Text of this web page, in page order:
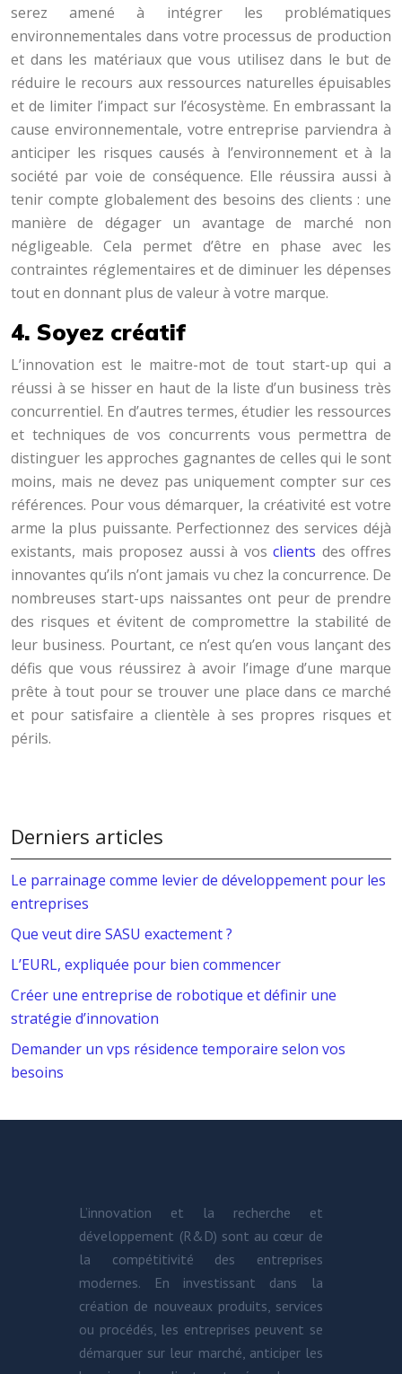
serez amené à intégrer les problématiques
environnementales dans votre processus de production
et dans les matériaux que vous utilisez dans le but de
réduire le recours aux ressources naturelles épuisables
et de limiter l’impact sur l’écosystème. En embrassant la
cause environnementale, votre entreprise parviendra à
anticiper les risques causés à l’environnement et à la
société par voie de conséquence. Elle réussira aussi à
tenir compte globalement des besoins des clients : une
manière de dégager un avantage de marché non
négligeable. Cela permet d’être en phase avec les
contraintes réglementaires et de diminuer les dépenses
tout en donnant plus de valeur à votre marque.
4. Soyez créatif
L’innovation est le maitre-mot de tout start-up qui a
réussi à se hisser en haut de la liste d’un business très
concurrentiel. En d’autres termes, étudier les ressources
et techniques de vos concurrents vous permettra de
distinguer les approches gagnantes de celles qui le sont
moins, mais ne devez pas uniquement compter sur ces
références. Pour vous démarquer, la créativité est votre
arme la plus puissante. Perfectionnez des services déjà
existants, mais proposez aussi à vos clients des offres
innovantes qu’ils n’ont jamais vu chez la concurrence. De
nombreuses start-ups naissantes ont peur de prendre
des risques et évitent de compromettre la stabilité de
leur business. Pourtant, ce n’est qu’en vous lançant des
défis que vous réussirez à avoir l’image d’une marque
prête à tout pour se trouver une place dans ce marché
et pour satisfaire a clientèle à ses propres risques et
périls.
Derniers articles
Le parrainage comme levier de développement pour les
entreprises
Que veut dire SASU exactement ?
L’EURL, expliquée pour bien commencer
Créer une entreprise de robotique et définir une
stratégie d’innovation
Demander un vps résidence temporaire selon vos
besoins
L’innovation et la recherche et
développement (R&D) sont au cœur de
la compétitivité des entreprises
modernes. En investissant dans la
création de nouveaux produits, services
ou procédés, les entreprises peuvent se
démarquer sur leur marché, anticiper les